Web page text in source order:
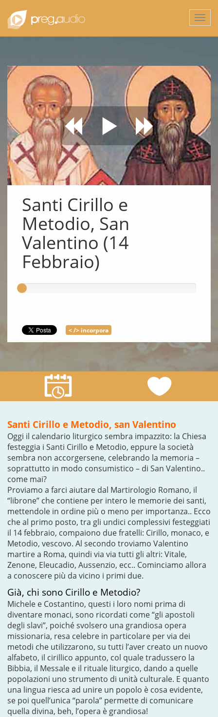
Santi Cirillo e
Metodio, San
Valentino (14
Febbraio)
< /> incorpora
Santi Cirillo e Metodio, san Valentino
Oggi il calendario liturgico sembra impazzito: la Chiesa
festeggia i Santi Cirillo e Metodio, eppure la società
sembra non accorgersene, celebrando la memoria –
soprattutto in modo consumistico – di San Valentino..
come mai?
Proviamo a farci aiutare dal Martirologio Romano, il
“librone” che contiene per intero le memorie dei santi,
mettendole in ordine più o meno per importanza.. Ecco
che al primo posto, tra gli undici complessivi festeggiati
il 14 febbraio, compaiono due fratelli: Cirillo, monaco, e
Metodio, vescovo. Al secondo troviamo Valentino
martire a Roma, quindi via via tutti gli altri: Vitale,
Zenone, Eleucadio, Aussenzio, ecc.. Cominciamo allora
a conoscere più da vicino i primi due.
Già, chi sono Cirillo e Metodio?
Michele e Costantino, questi i loro nomi prima di
diventare monaci, sono ricordati come “gli apostoli
degli slavi”, poiché svolsero una grandiosa opera
missionaria, resa celebre in particolare per via dei
metodi che utilizzarono, su tutti l’aver creato un nuovo
alfabeto, il cirillico appunto, col quale tradussero la
Bibbia, il Messale e il rituale liturgico, dando a quelle
popolazioni uno strumento di unità culturale. E quanto
una lingua riesca ad unire un popolo è cosa evidente,
se poi quell’unica “parola” permette di comunicare
quella divina, beh, l’opera è grandiosa!